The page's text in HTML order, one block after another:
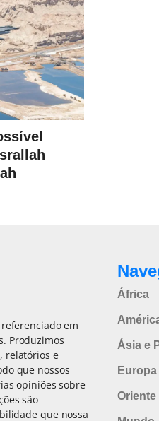
em
Produzimos
relatórios e
que nossos
opiniões sobre
são
que nossa
África
Ásia e
Europa
Oriente